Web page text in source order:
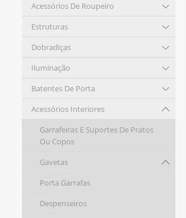
Acessórios De Roupeiro
Estruturas
Dobradiças
Iluminação
Batentes De Porta
Acessórios Interiores
Garrafeiras E Suportes De Pratos
Ou Copos
Gavetas
Porta Garrafas
Despenseiros